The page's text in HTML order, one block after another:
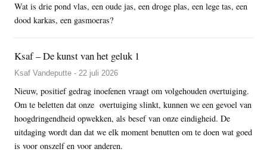
Wat is drie pond vlas, een oude jas, een droge plas, een lege tas, een
dood karkas, een gasmoeras?
Ksaf – De kunst van het geluk 1
Ksaf Vandeputte - 22 juli 2026
Nieuw, positief gedrag inoefenen vraagt om volgehouden overtuiging.
Om te beletten dat onze overtuiging slinkt, kunnen we een gevoel van
hoogdringendheid opwekken, als besef van onze eindigheid. De
uitdaging wordt dan dat we elk moment benutten om te doen wat goed
is voor onszelf en voor anderen.